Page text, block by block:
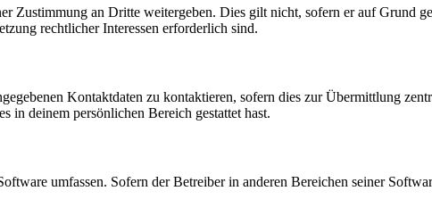
Zustimmung an Dritte weitergeben. Dies gilt nicht, sofern er auf Grund
rechtlicher Interessen erforderlich sind.
Kontaktdaten zu kontaktieren, sofern dies zur Übermittlung
in deinem persönlichen Bereich gestattet hast.
umfassen. Sofern der Betreiber in anderen Bereichen seiner